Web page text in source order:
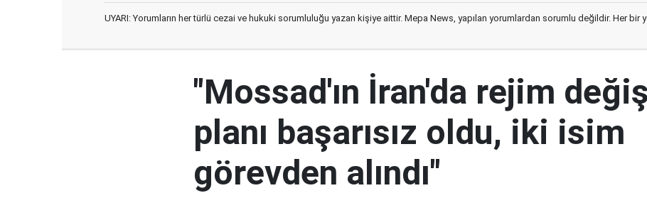
UYARI: Yorumların her türlü cezai ve hukuki sorumluluğu yazan kişiye aittir. Mepa News, yapılan yorumlardan sorumlu değildir. Her bir
"Mossad'ın İran'da rejim
planı başarısız oldu, iki isim
görevden alındı"